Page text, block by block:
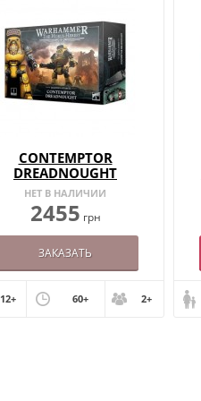
CONTEMPTOR
DREADNOUGHT
НЕТ В НАЛИЧИИ
2455 грн
ЗАКАЗАТЬ
12+ 60+ 2+